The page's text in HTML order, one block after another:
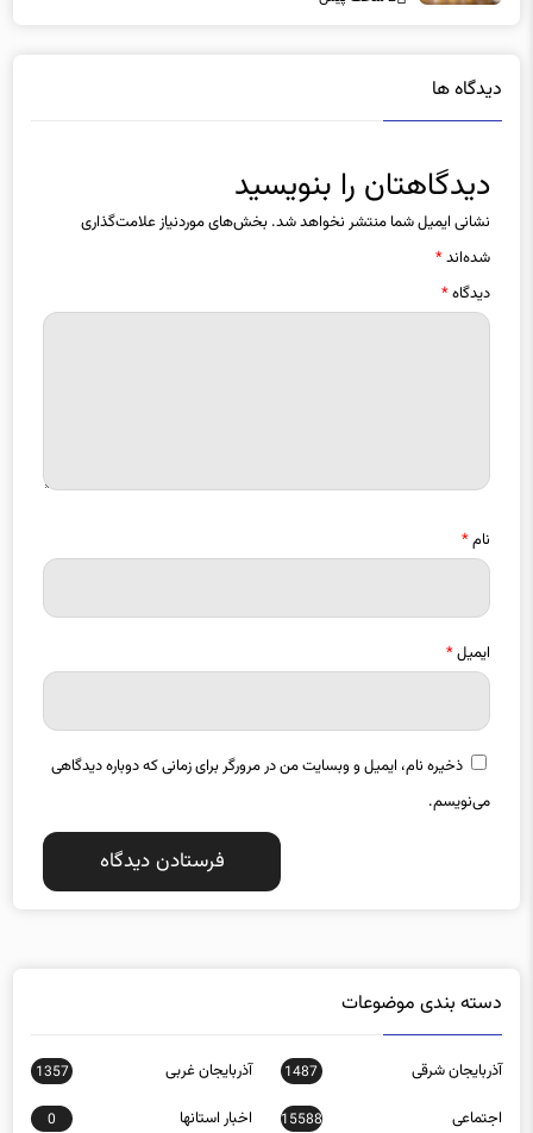
دارویی محسوس‌تر است؟
دیدگاه ها
دیدگاهتان را بنویسید
نشانی ایمیل شما منتشر نخواهد شد. بخش‌های موردنیاز علامت‌گذاری
شده‌اند*
دیدگاه*
نام*
ایمیل*
ذخیره نام، ایمیل و وبسایت من در مرورگر برای زمانی که دوباره دیدگاهی
می‌نویسم.
دسته بندی موضوعات
آذربایجان شرقی 1487 آذربایجان غربی 1357
اجتماعی 15588 اخبار استانها 0